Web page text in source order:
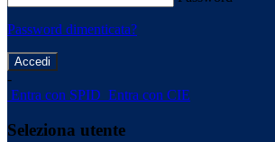
Password dimenticata?
-
Entra con SPID Entra con CIE
Seleziona utente